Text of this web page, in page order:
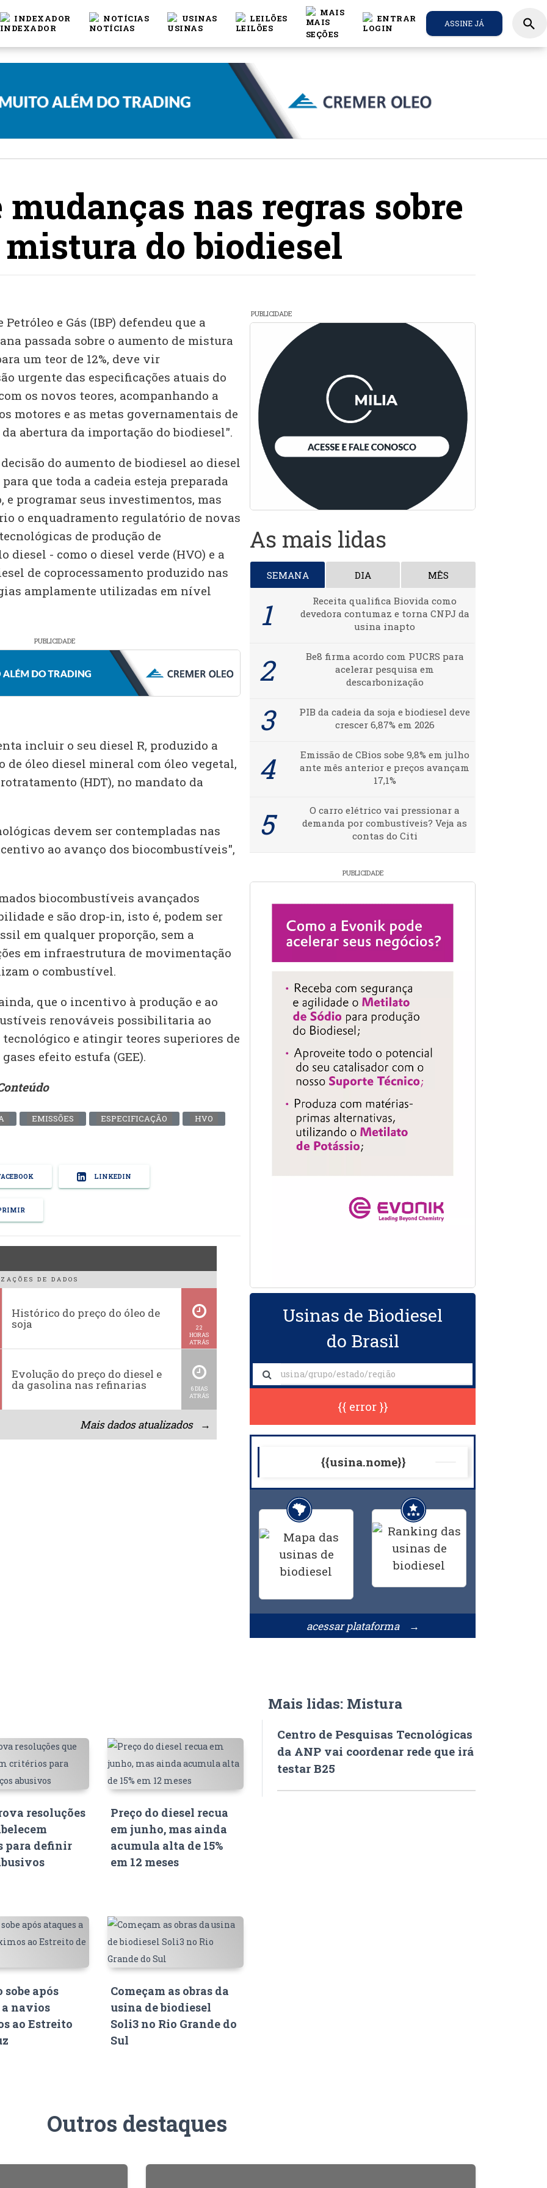
INDEXADOR NOTÍCIAS USINAS LEILÕES
MAIS
ENTRAR ASSINE JÁ search
mudanças nas regras sobre
do biodiesel
e Gás (IBP) defendeu que a
passada sobre o aumento de mistura
um teor de 12%, deve vir
urgente das especificações atuais do
os novos teores, acompanhando a
motores e as metas governamentais de
da abertura da importação do biodiesel".
decisão do aumento de biodiesel ao diesel
que toda a cadeia esteja preparada
e programar seus investimentos, mas
o enquadramento regulatório de novas
de produção de
diesel - como o diesel verde (HVO) e a
de coprocessamento produzido nas
amplamente utilizadas em nível
PUBLICIDADE
incluir o seu diesel R, produzido a
de óleo diesel mineral com óleo vegetal,
(HDT), no mandato da
devem ser contempladas nas
ao avanço dos biocombustíveis",
biocombustíveis avançados
e são drop-in, isto é, podem ser
em qualquer proporção, sem a
em infraestrutura de movimentação
o combustível.
que o incentivo à produção e ao
renováveis possibilitaria ao
e atingir teores superiores de
efeito estufa (GEE).
EMISSÕES ESPECIFICAÇÃO
HVO
LINKEDIN
DE DADOS
Histórico do preço do óleo de
soja
22
HORAS
ATRÁS
Evolução do preço do diesel e
da gasolina nas refinarias
6 DIAS
ATRÁS
Mais dados atualizados →
PUBLICIDADE
As mais lidas
SEMANA DIA MÊS
Receita qualifica Biovida como
devedora contumaz e torna CNPJ da
usina inapto
Be8 firma acordo com PUCRS para
acelerar pesquisa em
descarbonização
PIB da cadeia da soja e biodiesel deve
crescer 6,87% em 2026
Emissão de CBios sobe 9,8% em julho
ante mês anterior e preços avançam
17,1%
O carro elétrico vai pressionar a
demanda por combustíveis? Veja as
contas do Citi
PUBLICIDADE
Usinas de Biodiesel
do Brasil
{{ error }}
{{usina.nome}}
acessar plataforma →
resoluções
para definir
Preço do diesel recua
em junho, mas ainda
acumula alta de 15%
em 12 meses
sobe após
a navios
ao Estreito
Começam as obras da
usina de biodiesel
Soli3 no Rio Grande do
Sul
Mais lidas: Mistura
Centro de Pesquisas Tecnológicas
da ANP vai coordenar rede que irá
testar B25
Outros destaques